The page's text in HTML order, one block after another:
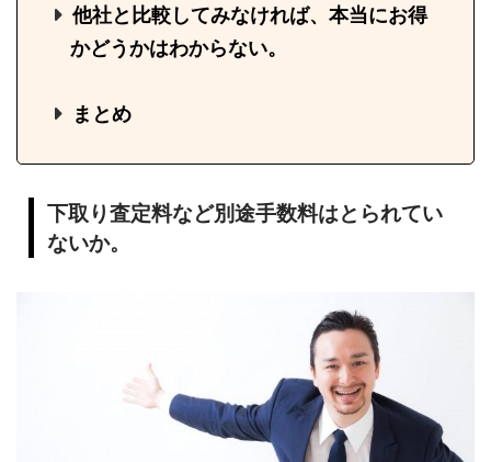
他社と比較してみなければ、本当にお得
かどうかはわからない。
まとめ
下取り査定料など別途手数料はとられてい
ないか。